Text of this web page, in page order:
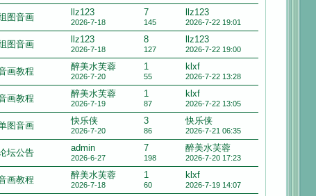
图音画 llz123
2026-7-18
7
145
llz123
2026-7-22 19:01
图音画 llz123
2026-7-18
8
127
llz123
2026-7-22 19:00
画教程 醉美水芙蓉
2026-7-20
1
55
klxf
2026-7-22 13:28
画教程 醉美水芙蓉
2026-7-19
1
87
klxf
2026-7-22 13:05
图音画 快乐侠
2026-7-20
3
86
快乐侠
2026-7-21 06:35
坛公告 admin
2026-6-27
7
198
醉美水芙蓉
2026-7-20 17:23
画教程 醉美水芙蓉
2026-7-18
1
60
klxf
2026-7-19 14:07